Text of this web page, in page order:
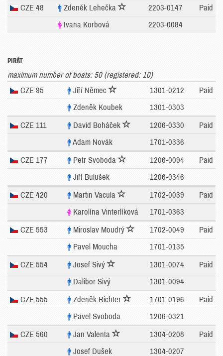
CZE 48 Zdeněk Lehečka 2203-0147
Paid
Ivana Korbová
2203-0084
PIRÁT
maximum number of boats: 50 (registered: 10)
CZE 95
Jiří Němec 1301-0212
Paid
Zdeněk Koubek
1301-0303
CZE 111 David Boháček 1206-0330
Paid
Adam Novák
1701-0336
CZE 177 Petr Svoboda 1206-0094
Paid
Jiří Bulušek
1206-0346
CZE 420 Martin Vacula 1702-0039
Paid
Karolína Vinterlíková
1701-0363
CZE 553 Miroslav Moudrý 1702-0049
Paid
Pavel Moucha
1701-0135
CZE 554 Josef Sivý 1301-0074
Paid
Dalibor Sivý
1301-0094
CZE 555 Zdeněk Richter 1701-0196
Paid
Pavel Svoboda
1206-0321
CZE 560 Jan Valenta 1304-0208
Paid
Josef Dušek
1304-0207